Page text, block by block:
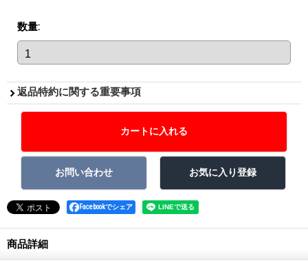
数量:
返品特約に関する重要事項
Facebookでシェア
商品詳細